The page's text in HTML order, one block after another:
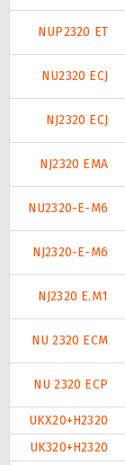
NUP2320 ET
NU2320 ECJ
NJ2320 ECJ
NJ2320 EMA
NU2320-E-M6
NJ2320-E-M6
NJ2320 E.M1
NU 2320 ECM
NU 2320 ECP
UKX20+H2320
UK320+H2320